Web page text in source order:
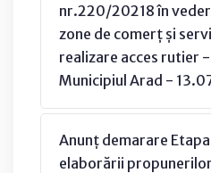
nr.220/20218 în
zone de comerț și
realizare acces rutier
Municipiul Arad -
Anunț demarare
elaborării